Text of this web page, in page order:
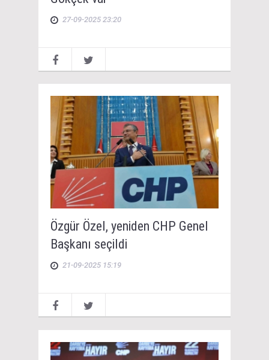
27-09-2025 23:20
Özgür Özel, yeniden CHP Genel
Başkanı seçildi
21-09-2025 15:19